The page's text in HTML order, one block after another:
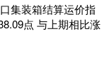
集装箱结算运价指
点 与上期相比涨